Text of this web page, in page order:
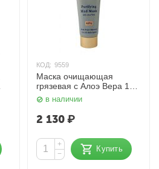
КОД: 9559
Маска очищающая
грязевая с Алоэ Вера 150
мл. H&B
в наличии
2 130₽
+
−
Купить